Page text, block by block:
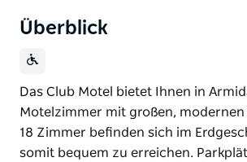
Überblick
Das Club Motel bietet Ihnen in
Motelzimmer mit großen, modernen
18 Zimmer befinden sich im
somit bequem zu erreichen.